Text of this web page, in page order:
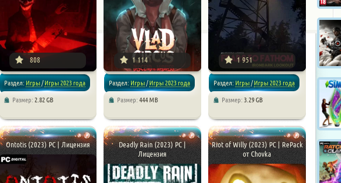
808
Раздел: Игры/Игры 2023 года
Размер: 2.82 GB
1 114
Раздел: Игры/Игры 2023 года
Размер: 444 MB
1 951
Раздел: Игры/Игры 2023 года
Размер: 3.29 GB
Ontotis (2023) PC | Лицензия
Deadly Rain (2023) PC |
Лицензия
Riot of Willy (2023) PC | RePack
от Chovka